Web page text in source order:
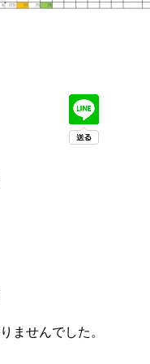
ませんでした。